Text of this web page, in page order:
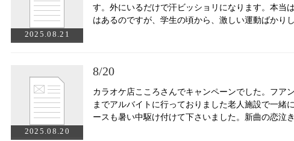
2025.08.21
す。外にいるだけで汗ビッショリになります。本当
はあるのですが、学生の頃から、激しい運動ばかり
2025.08.20
8/20
カラオケ店こころさんでキャンペーンでした。フア
までアルバイトに行っておりました老人施設で一緒
ースも暑い中駆け付けて下さいました。新曲の恋泣